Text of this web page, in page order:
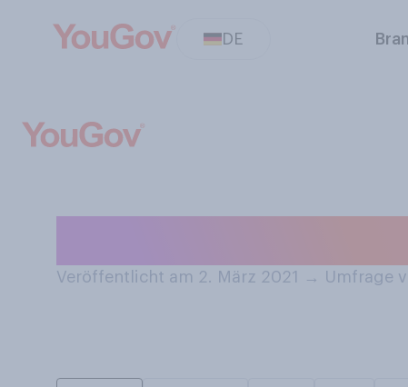
DE
Veröffentlicht am 2. März 2021 → Umfrage